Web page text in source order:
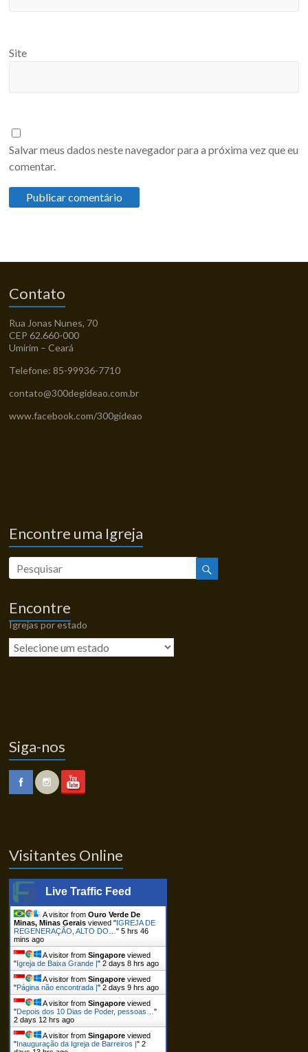
Site
Salvar meus dados neste navegador para a próxima vez que eu
comentar.
Contato
Rua Jonas Nunes, 70
CEP 62.660-000
Umirim – Ceará
Telefone: 85-99936-7710
contato@300degideao.com.br
www.facebook.com/300gideao
Encontre uma Igreja
Encontre
Igrejas por estado
Siga-nos
Visitantes Online
Live Traffic Feed
A visitor fromOuro Verde De
Minas, Minas Gerais viewed "IGREJA DE
REGENERAÇÃO, ALTO DO…"5 hrs 46
mins ago
A visitor fromSingapore viewed
"Igreja de Baixa Grande |"2 days 8 hrs ago
A visitor fromSingapore viewed
"Página não encontrada |"2 days 9 hrs ago
A visitor fromSingapore viewed
"Depois dos 10 Dias de Poder, pessoas…"
2 days 12 hrs ago
A visitor fromSingapore viewed
"Inauguração da Igreja de Barreiros |"2